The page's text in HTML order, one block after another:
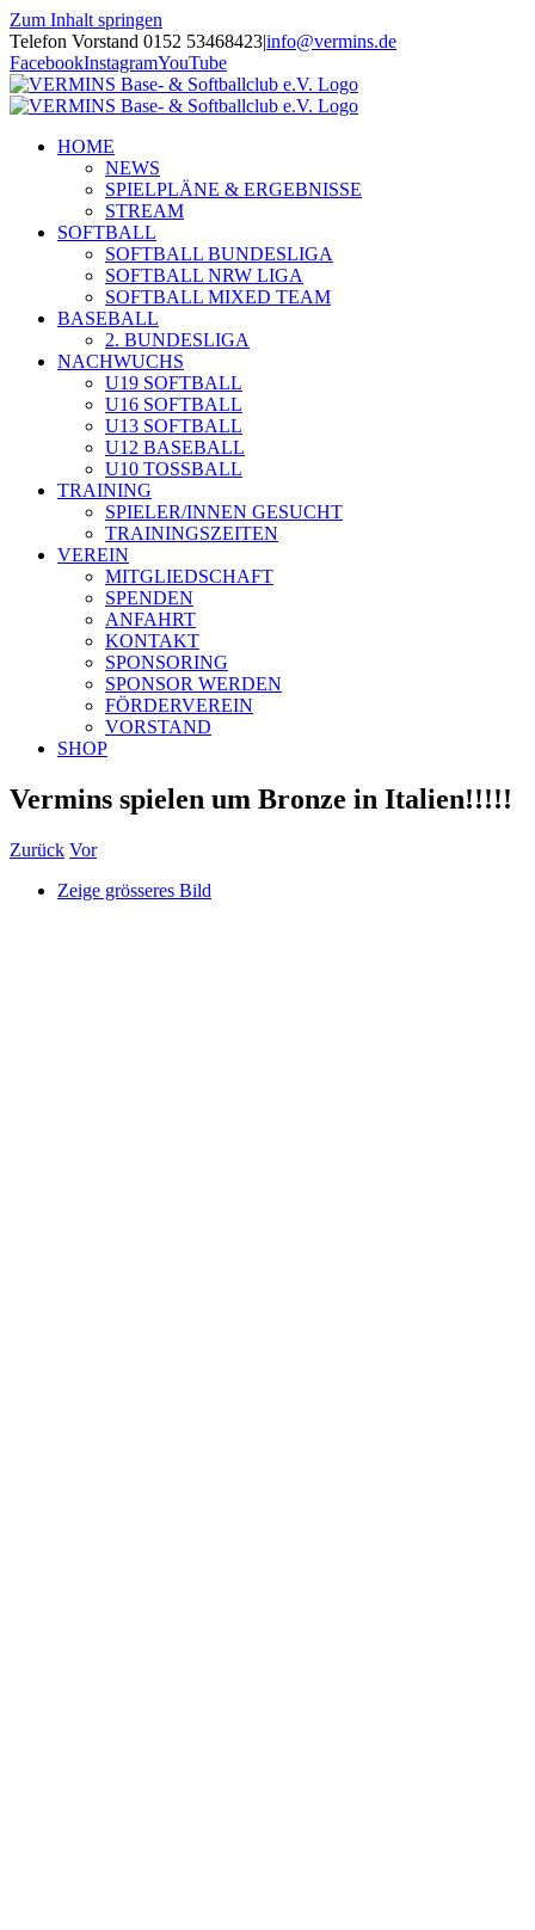
Zum Inhalt springen
Telefon Vorstand 0152 53468423|info@vermins.de
FacebookInstagramYouTube
HOME
NEWS
SPIELPLÄNE & ERGEBNISSE
STREAM
SOFTBALL
SOFTBALL BUNDESLIGA
SOFTBALL NRW LIGA
SOFTBALL MIXED TEAM
BASEBALL
2. BUNDESLIGA
NACHWUCHS
U19 SOFTBALL
U16 SOFTBALL
U13 SOFTBALL
U12 BASEBALL
U10 TOSSBALL
TRAINING
SPIELER/INNEN GESUCHT
TRAININGSZEITEN
VEREIN
MITGLIEDSCHAFT
SPENDEN
ANFAHRT
KONTAKT
SPONSORING
SPONSOR WERDEN
FÖRDERVEREIN
VORSTAND
SHOP
Vermins spielen um Bronze in Italien!!!!!
Zurück Vor
Zeige grösseres Bild